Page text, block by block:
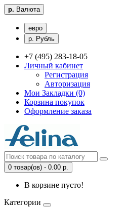
р. Валюта
евро
р. Рубль
+7 (495) 283-18-05
Личный кабинет
Регистрация
Авторизация
Мои Закладки (0)
Корзина покупок
Оформление заказа
0 товар(ов) - 0.00 р.
В корзине пусто!
Категории